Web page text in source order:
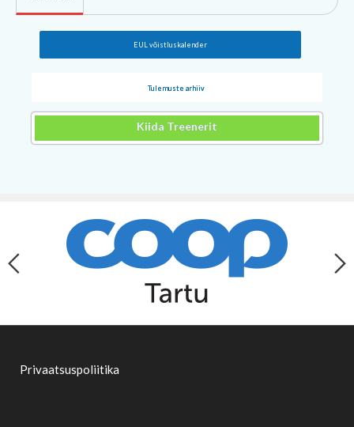
EUL võistluskalender
Tulemuste arhiiv
Kiida Treenerit
Privaatsuspoliitika